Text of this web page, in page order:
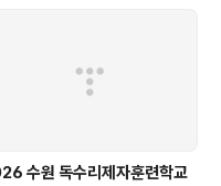
- 2025
33
수원 독수리제자훈련학교